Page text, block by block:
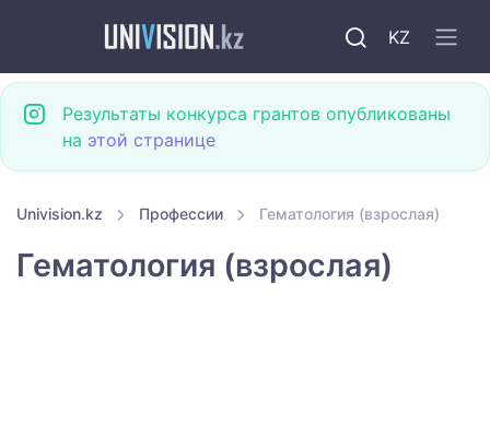
KZ
Результаты конкурса грантов опубликованы
на этой странице
Univision.kz Профессии Гематология (взрослая)
Гематология (взрослая)